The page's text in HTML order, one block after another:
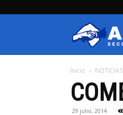
Inicio NOTICIAS
29 julio, 2014